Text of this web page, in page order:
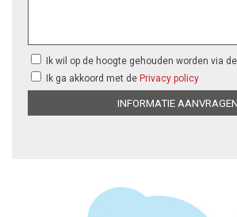
Ik wil op de hoogte gehouden worden via
Ik ga akkoord met de Privacy policy